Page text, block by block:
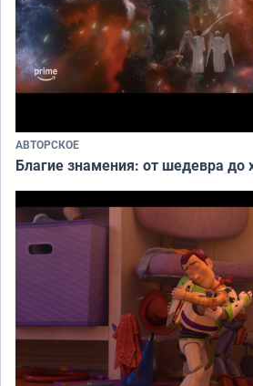
АВТОРСКОЕ
Благие знамения: от шедевра